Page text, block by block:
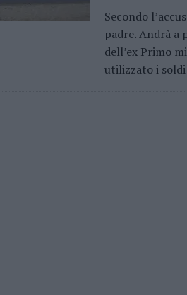
Secondo
padre. Andrà a
dell’ex Primo
utilizzato i